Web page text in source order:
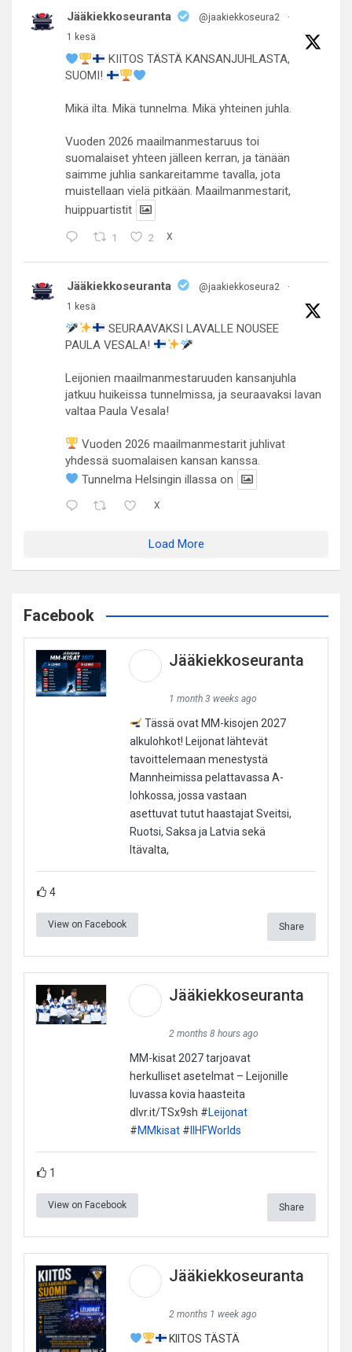
Jääkiekkoseuranta @jaakiekkoseura2
·
1 kesä
KIITOS TÄSTÄ KANSANJUHLASTA,
SUOMI!
Mikä ilta. Mikä tunnelma. Mikä yhteinen juhla.
Vuoden 2026 maailmanmestaruus toi
suomalaiset yhteen jälleen kerran, ja tänään
saimme juhlia sankareitamme tavalla, jota
muistellaan vielä pitkään. Maailmanmestarit,
huippuartistit
1 2 X
Jääkiekkoseuranta @jaakiekkoseura2
·
1 kesä
SEURAAVAKSI LAVALLE NOUSEE
PAULA VESALA!
Leijonien maailmanmestaruuden kansanjuhla
jatkuu huikeissa tunnelmissa, ja seuraavaksi lavan
valtaa Paula Vesala!
Vuoden 2026 maailmanmestarit juhlivat
yhdessä suomalaisen kansan kanssa.
Tunnelma Helsingin illassa on
X
Load More
Facebook
Jääkiekkoseuranta
1 month 3 weeks ago
Tässä ovat MM-kisojen 2027
alkulohkot! Leijonat lähtevät
tavoittelemaan menestystä
Mannheimissa pelattavassa A-
lohkossa, jossa vastaan
asettuvat tutut haastajat Sveitsi,
Ruotsi, Saksa ja Latvia sekä
Itävalta,
4
View on Facebook Share
Jääkiekkoseuranta
2 months 8 hours ago
MM-kisat 2027 tarjoavat
herkulliset asetelmat – Leijonille
luvassa kovia haasteita
dlvr.it/TSx9sh #Leijonat
#MMkisat# IIHFWorlds
1
View on Facebook Share
Jääkiekkoseuranta
2 months 1 week ago
KIITOS TÄSTÄ